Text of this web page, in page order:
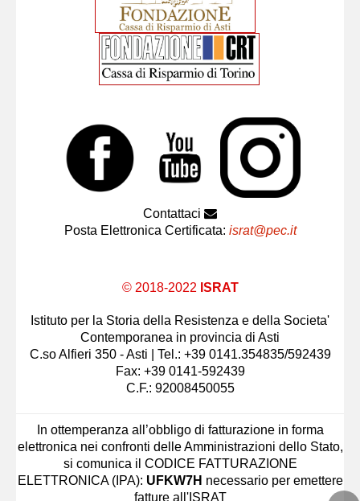
Contattaci
Posta Elettronica Certificata: israt@pec.it
© 2018-2022 ISRAT
Istituto per la Storia della Resistenza e della Societa'
Contemporanea in provincia di Asti
C.so Alfieri 350 - Asti | Tel.: +39 0141.354835/592439
Fax: +39 0141-592439
C.F.: 92008450055
In ottemperanza all’obbligo di fatturazione in forma
elettronica nei confronti delle Amministrazioni dello Stato,
si comunica il CODICE FATTURAZIONE
ELETTRONICA (IPA): UFKW7H necessario per emettere
fatture all'ISRAT